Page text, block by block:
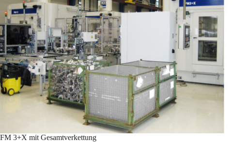
FM 3+X mit Gesamtverkettung